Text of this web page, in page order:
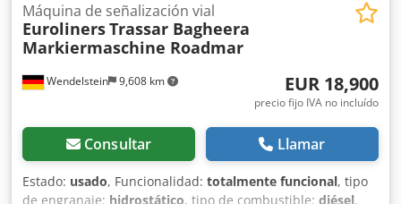
Wendelstein 9,608 km
Máquina de señalización vial
EurolinersTrassar Bagheera
Markiermaschine Roadmar
EUR 18,900
precio fijo IVA no incluído
Consultar Llamar
Estado: usado, Funcionalidad: totalmente funcional, tipo
de engranaje: hidrostático, tipo de combustible: diésel,